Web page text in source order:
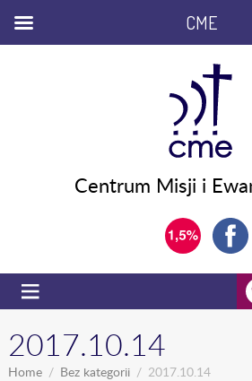
Centrum Misji i
2017.10.14
Home Bez kategorii 2017.10.14
CME